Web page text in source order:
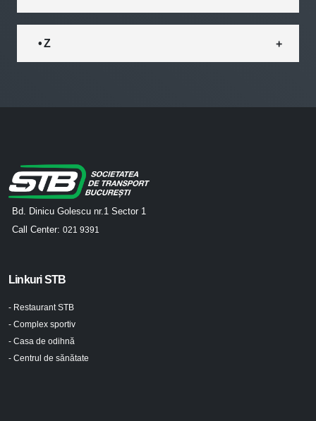
• Z
Bd. Dinicu Golescu nr.1 Sector 1
Call Center: 021 9391
Linkuri STB
- Restaurant STB
- Complex sportiv
- Casa de odihnă
- Centrul de sănătate